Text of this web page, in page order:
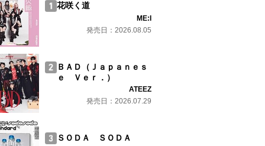
花咲く道
ME:I
発売日：2026.08.05
ＢＡＤ（Ｊａｐａｎｅｓ
ｅ Ｖｅｒ．）
ATEEZ
発売日：2026.07.29
ＳＯＤＡ ＳＯＤＡ